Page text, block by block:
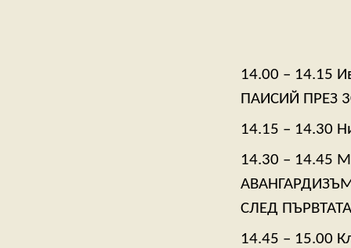
14.00 – 14.15
ПАИСИЙ ПРЕЗ
14.15 – 14.30
14.30 – 14.45
СЛЕД
14.45 – 15.00